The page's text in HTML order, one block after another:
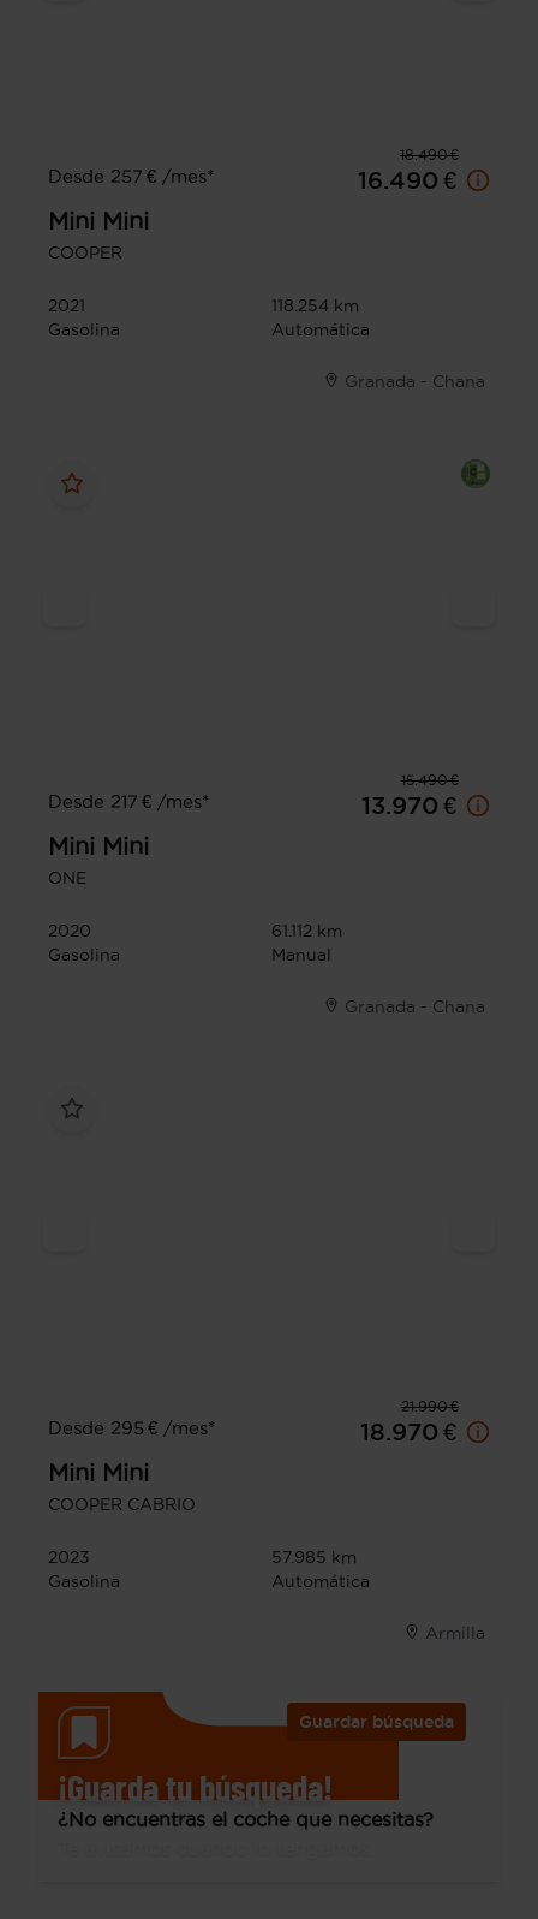
18.490 €
Desde 257 € /mes*
16.490 €
Mini Mini
COOPER
2021
118.254 km
Gasolina
Automática
Granada - Chana
15.490 €
Desde 217 € /mes*
13.970 €
Mini Mini
ONE
2020
61.112 km
Gasolina
Manual
Granada - Chana
21.990 €
Desde 295 € /mes*
18.970 €
Mini Mini
COOPER CABRIO
2023
57.985 km
Gasolina
Automática
Armilla
Guardar búsqueda
¡Guarda tu búsqueda!
¿No encuentras el coche que necesitas?